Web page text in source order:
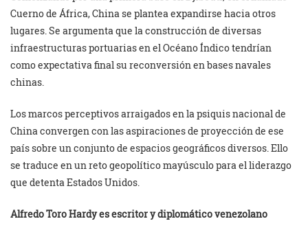
Cuerno de África, China se plantea expandirse hacia otros
lugares. Se argumenta que la construcción de diversas
infraestructuras portuarias en el Océano Índico tendrían
como expectativa final su reconversión en bases navales
chinas.
Los marcos perceptivos arraigados en la psiquis nacional de
China convergen con las aspiraciones de proyección de ese
país sobre un conjunto de espacios geográficos diversos. Ello
se traduce en un reto geopolítico mayúsculo para el liderazgo
que detenta Estados Unidos.
Alfredo Toro Hardy es escritor y diplomático venezolano